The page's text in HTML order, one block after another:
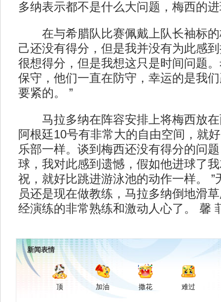
多纳表示都不是什么大问题，梅西的
在与希腊队比赛佩戴上队长袖标的
己还没有得分，但是我并没有为此感
很想得分，但是我想这只是时间问题
保守，他们一直在防守，幸运的是我
要紧的。 ”
马拉多纳在阵容安排上将梅西放在
阿根廷10号有非常大的自由空间，就
乐部一样。谈到梅西还没有得分的问
球，我对此感到遗憾，假如他进球了
祝，就好比跳进游泳池的动作一样。 ”
员还是现在做教练，马拉多纳倒地滑
经演练的非常熟练和激动人心了。 馨
新闻表情
顶 加油 撒花 难过